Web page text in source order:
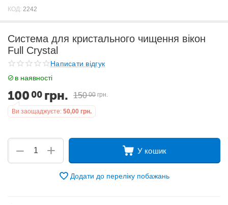
КОД: 2242
Система для кристального чищення вікон
Full Crystal
Написати відгук
в наявності
100 00 грн. 150 00 грн.
Ви заощаджуєте: 50,00 грн.
+
− У кошик
Додати до переліку побажань